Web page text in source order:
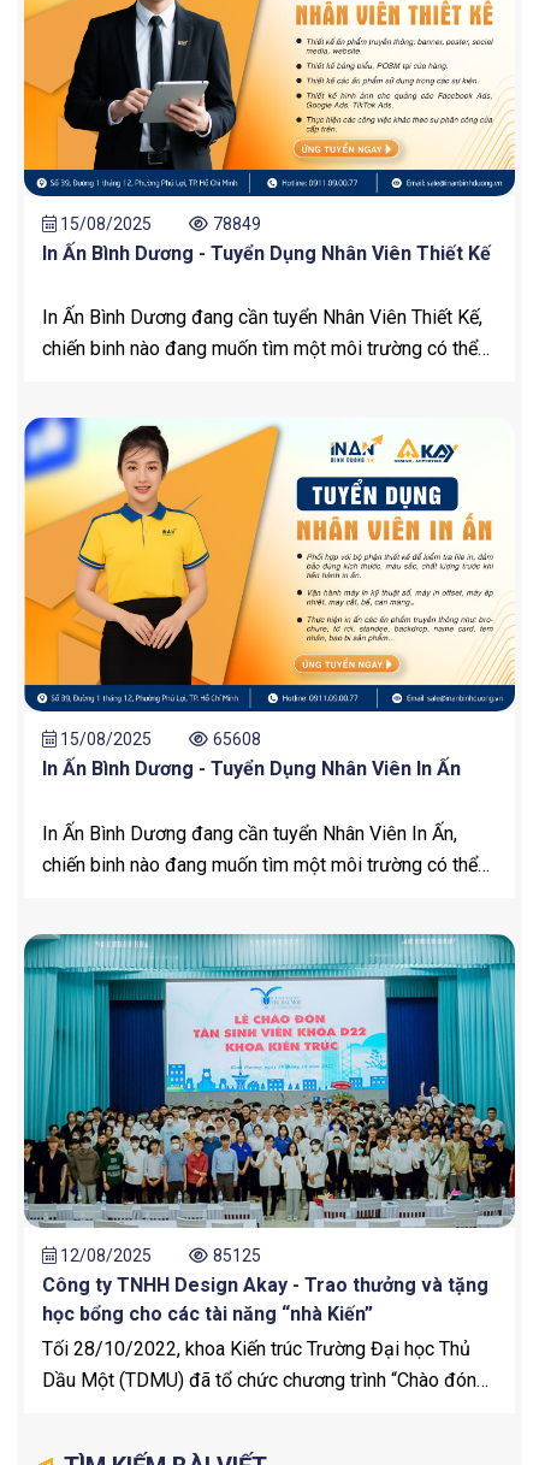
15/08/2025 78849
In Ấn Bình Dương - Tuyển Dụng Nhân Viên Thiết Kế
In Ấn Bình Dương đang cần tuyển Nhân Viên Thiết Kế,
chiến binh nào đang muốn tìm một môi trường có thể
15/08/2025 65608
In Ấn Bình Dương - Tuyển Dụng Nhân Viên In Ấn
In Ấn Bình Dương đang cần tuyển Nhân Viên In Ấn,
chiến binh nào đang muốn tìm một môi trường có thể
12/08/2025 85125
Công ty TNHH Design Akay - Trao thưởng và tặng
học bổng cho các tài năng “nhà Kiến”
Tối 28/10/2022, khoa Kiến trúc Trường Đại học Thủ
Dầu Một (TDMU) đã tổ chức chương trình “Chào đón